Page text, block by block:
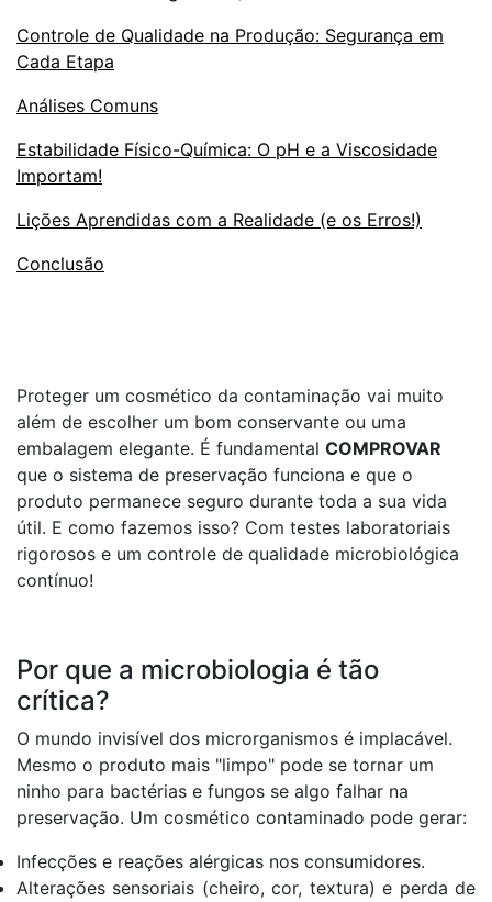
Controle de Qualidade na Produção: Segurança em
Cada Etapa
Análises Comuns
Estabilidade Físico-Química: O pH e a Viscosidade
Importam!
Lições Aprendidas com a Realidade (e os Erros!)
Conclusão
Proteger um cosmético da contaminação vai muito
além de escolher um bom conservante ou uma
embalagem elegante. É fundamental COMPROVAR
que o sistema de preservação funciona e que o
produto permanece seguro durante toda a sua vida
útil. E como fazemos isso? Com testes laboratoriais
rigorosos e um controle de qualidade microbiológica
contínuo!
Por que a microbiologia é tão
crítica?
O mundo invisível dos microrganismos é implacável.
Mesmo o produto mais "limpo" pode se tornar um
ninho para bactérias e fungos se algo falhar na
preservação. Um cosmético contaminado pode gerar:
Infecções e reações alérgicas nos consumidores.
Alterações sensoriais (cheiro, cor, textura) e perda de